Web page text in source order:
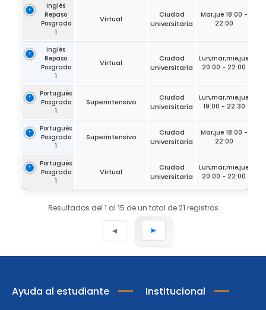
Inglés
Repaso
Posgrado
1
Virtual
Ciudad
Universitaria
Mar,jue 18:00 -
22:00
Inglés
Repaso
Posgrado
1
Virtual
Ciudad
Universitaria
Lun,mar,mie,jue
20:00 - 22:00
Portugués
Posgrado
1
Superintensivo
Ciudad
Universitaria
Lun,mar,mie,jue
19:00 - 22:30
Portugués
Posgrado
1
Superintensivo
Ciudad
Universitaria
Mar,jue 18:00 -
22:00
Portugués
Posgrado
1
Virtual
Ciudad
Universitaria
Lun,mar,mie,jue
20:00 - 22:00
Resultados del 1 al 15 de un total de 21 registros
◄ ►
Ayuda al estudiante Institucional